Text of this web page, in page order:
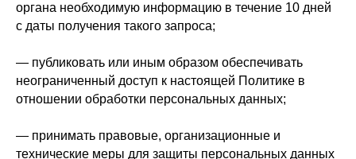
органа необходимую информацию в течение 10 дней
с даты получения такого запроса;
— публиковать или иным образом обеспечивать
неограниченный доступ к настоящей Политике в
отношении обработки персональных данных;
— принимать правовые, организационные и
технические меры для защиты персональных данных